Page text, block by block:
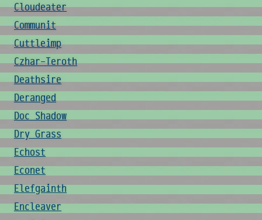
Cloudeater
Communit
Cuttleimp
Czhar-Teroth
Deathsire
Deranged
Doc Shadow
Dry Grass
Echost
Econet
Elefgainth
Encleaver